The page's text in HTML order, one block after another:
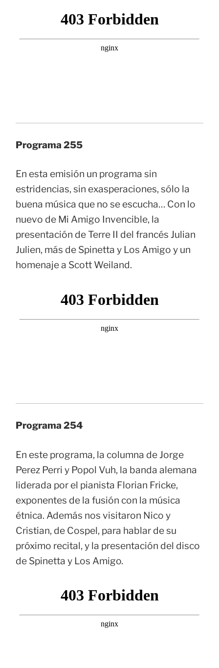
Programa 255
En esta emisión un programa sin
estridencias, sin exasperaciones, sólo la
buena música que no se escucha… Con lo
nuevo de Mi Amigo Invencible, la
presentación de Terre II del francés Julian
Julien, más de Spinetta y Los Amigo y un
homenaje a Scott Weiland.
Programa 254
En este programa, la columna de Jorge
Perez Perri y Popol Vuh, la banda alemana
liderada por el pianista Florian Fricke,
exponentes de la fusión con la música
étnica. Además nos visitaron Nico y
Cristian, de Cospel, para hablar de su
próximo recital, y la presentación del disco
de Spinetta y Los Amigo.